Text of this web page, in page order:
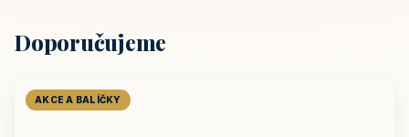
Doporučujeme
AKCE A BALÍČKY